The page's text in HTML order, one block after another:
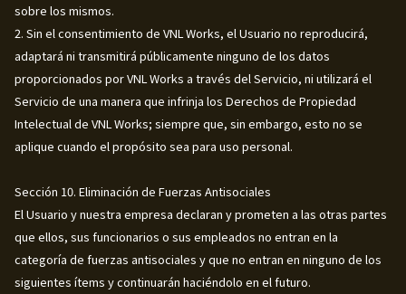
sobre los mismos.
2. Sin el consentimiento de VNL Works, el Usuario no reproducirá,
adaptará ni transmitirá públicamente ninguno de los datos
proporcionados por VNL Works a través del Servicio, ni utilizará el
Servicio de una manera que infrinja los Derechos de Propiedad
Intelectual de VNL Works; siempre que, sin embargo, esto no se
aplique cuando el propósito sea para uso personal.
Sección 10. Eliminación de Fuerzas Antisociales
El Usuario y nuestra empresa declaran y prometen a las otras partes
que ellos, sus funcionarios o sus empleados no entran en la
categoría de fuerzas antisociales y que no entran en ninguno de los
siguientes ítems y continuarán haciéndolo en el futuro.